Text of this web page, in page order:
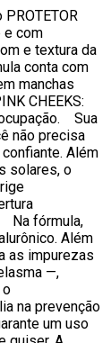
e com
e textura da
conta com
manchas
CHEEKS:
Sua
não precisa
Além
solares, o
Na fórmula,
Além
as impurezas
—,
o
na prevenção
um uso